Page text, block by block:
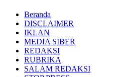
Beranda
DISCLAIMER
IKLAN
MEDIA SIBER
REDAKSI
RUBRIKA
SALAM REDAKSI